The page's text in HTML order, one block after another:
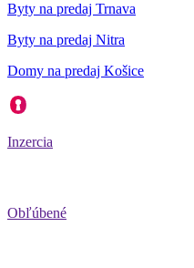
Byty na predaj Trnava
Byty na predaj Nitra
Domy na predaj Košice
Inzercia
Obľúbené